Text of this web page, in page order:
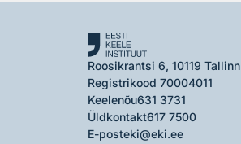
Roosikrantsi 6, 10119 Tallinn
Registrikood 70004011
Keelenõu631 3731
Üldkontakt617 7500
E-posteki@eki.ee